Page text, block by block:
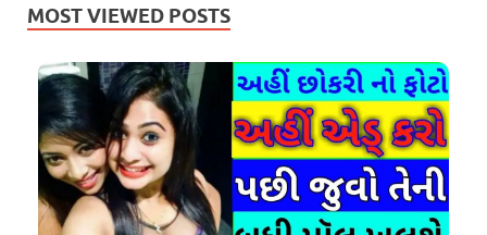
MOST VIEWED POSTS